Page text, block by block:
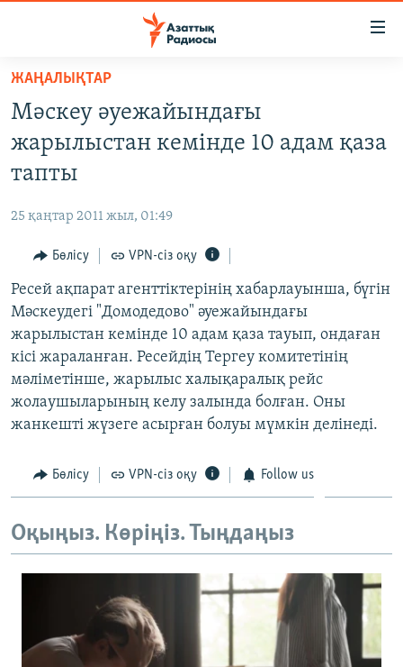
Skip
main
content
main
Navigation
Search
AZATTYQTV
АДАМ ҚҰҚЫҚТАРЫ
ӘЛЕУМЕТ
ӘЛЕМ
АРНАЙЫ ЖОБАЛАР
Русский
ЖАЗЫЛЫҢЫЗ
ЖАҢАЛЫҚТАР
Мәскеу әуежайындағы
жарылыстан кемінде 10 адам қаза
тапты
25 қаңтар 2011 жыл, 01:49
Бөлісу VPN-сіз оқу
Ресей ақпарат агенттіктерінің хабарлауынша, бүгін
Мәскеудегі "Домодедово" әуежайындағы
жарылыстан кемінде 10 адам қаза тауып, ондаған
кісі жараланған. Ресейдің Тергеу комитетінің
мәліметінше, жарылыс халықаралық рейс
жолаушыларының келу залында болған. Оны
жанкешті жүзеге асырған болуы мүмкін делінеді.
Бөлісу VPN-сіз оқу Follow us
Оқыңыз. Көріңіз. Тыңдаңыз